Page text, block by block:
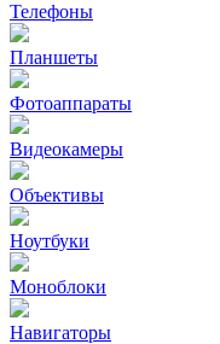
Телефоны
Планшеты
Фотоаппараты
Видеокамеры
Объективы
Ноутбуки
Моноблоки
Навигаторы